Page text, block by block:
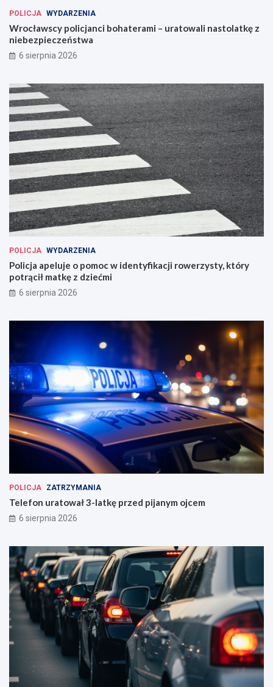
POLICJA WYDARZENIA
Wrocławscy policjanci bohaterami – uratowali nastolatkę z
niebezpieczeństwa
6 sierpnia 2026
POLICJA WYDARZENIA
Policja apeluje o pomoc w identyfikacji rowerzysty, który
potrącił matkę z dziećmi
6 sierpnia 2026
POLICJA ZATRZYMANIA
Telefon uratował 3-latkę przed pijanym ojcem
6 sierpnia 2026